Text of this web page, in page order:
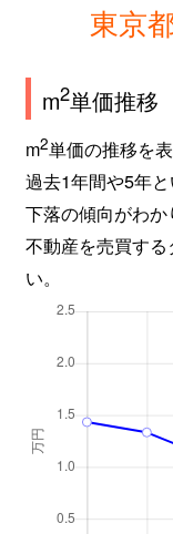
東京
m2単価推移
m2単価の推移を
過去1年間や5年
下落の傾向がわか
不動産を売買す
い。